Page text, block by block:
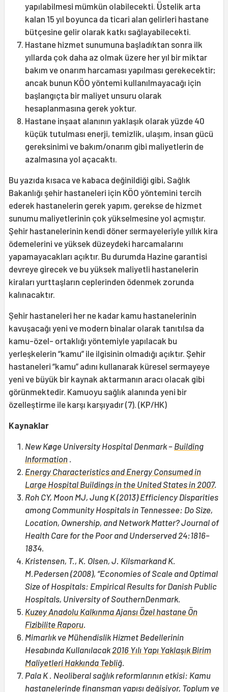
yapılabilmesi mümkün olabilecekti. Üstelik arta
kalan 15 yıl boyunca da ticari alan gelirleri hastane
bütçesine gelir olarak katkı sağlayabilecekti.
Hastane hizmet sunumuna başladıktan sonra ilk
yıllarda çok daha az olmak üzere her yıl bir miktar
bakım ve onarım harcaması yapılması gerekecektir;
ancak bunun KÖO yöntemi kullanılmayacağı için
başlangıçta bir maliyet unsuru olarak
hesaplanmasına gerek yoktur.
Hastane inşaat alanının yaklaşık olarak yüzde 40
küçük tutulması enerji, temizlik, ulaşım, insan gücü
gereksinimi ve bakım/onarım gibi maliyetlerin de
azalmasına yol açacaktı.
Bu yazıda kısaca ve kabaca değinildiği gibi, Sağlık
Bakanlığı şehir hastaneleri için KÖO yöntemini tercih
ederek hastanelerin gerek yapım, gerekse de hizmet
sunumu maliyetlerinin çok yükselmesine yol açmıştır.
Şehir hastanelerinin kendi döner sermayeleriyle yıllık kira
ödemelerini ve yüksek düzeydeki harcamalarını
yapamayacakları açıktır. Bu durumda Hazine garantisi
devreye girecek ve bu yüksek maliyetli hastanelerin
kiraları yurttaşların ceplerinden ödenmek zorunda
kalınacaktır.
Şehir hastaneleri her ne kadar kamu hastanelerinin
kavuşacağı yeni ve modern binalar olarak tanıtılsa da
kamu-özel- ortaklığı yöntemiyle yapılacak bu
yerleşkelerin “kamu” ile ilgisinin olmadığı açıktır. Şehir
hastaneleri “kamu” adını kullanarak küresel sermayeye
yeni ve büyük bir kaynak aktarmanın aracı olacak gibi
görünmektedir. Kamuoyu sağlık alanında yeni bir
özelleştirme ile karşı karşıyadır (7). (KP/HK)
Kaynaklar
New Køge University Hospital Denmark – Building
Information
Energy Characteristics and Energy Consumed in
Large Hospital Buildings in the United States in 2007.
Roh CY, Moon MJ, Jung K (2013) Efficiency Disparities
among Community Hospitals in Tennessee: Do Size,
Location, Ownership, and Network Matter? Journal of
Health Care for the Poor and Underserved 24:1816–
1834.
Kristensen, T., K. Olsen, J. Kilsmarkand K.
M.Pedersen (2008), “Economies of Scale and Optimal
Size of Hospitals: Empirical Results for Danish Public
Hospitals, University of SouthernDenmark.
Kuzey Anadolu Kalkınma Ajansı Özel hastane Ön
Fizibilite Raporu
Mimarlık ve Mühendislik Hizmet Bedellerinin
Hesabında Kullanılacak2016 Yılı Yapı Yaklaşık Birim
Maliyetleri Hakkında Tebliğ
Pala K . Neoliberal sağlık reformlarının etkisi: Kamu
hastanelerinde finansman yapısı değişiyor, Toplum ve